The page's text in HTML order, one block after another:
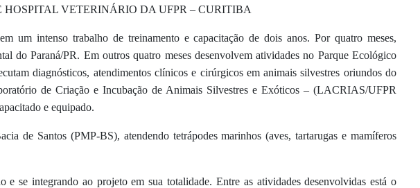
VETERINÁRIO DA UFPR – CURITIBA
um intenso trabalho de treinamento e capacitação de dois anos. Por quatro meses,
do Paraná/PR. Em outros quatro meses desenvolvem atividades no Parque Ecológico
diagnósticos, atendimentos clínicos e cirúrgicos em animais silvestres oriundos do
de Criação e Incubação de Animais Silvestres e Exóticos – (LACRIAS/UFPR
e equipado.
de Santos (PMP-BS), atendendo tetrápodes marinhos (aves, tartarugas e mamíferos
se integrando ao projeto em sua totalidade. Entre as atividades desenvolvidas está o